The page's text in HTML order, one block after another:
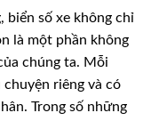
biển số xe không chỉ
là một phần không
chúng ta. Mỗi
riêng và có
Trong số những